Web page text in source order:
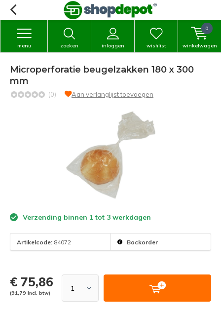
zoeken inloggen
menu wishlist winkelwagen
0
Microperforatie beugelzakken 180 x 300
mm
(0) Aan verlanglijst toevoegen
Verzending binnen 1 tot 3 werkdagen
Artikelcode: 84072 Backorder
€ 75,86
(91,79 Incl. btw)